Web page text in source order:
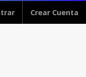
Crear Cuenta